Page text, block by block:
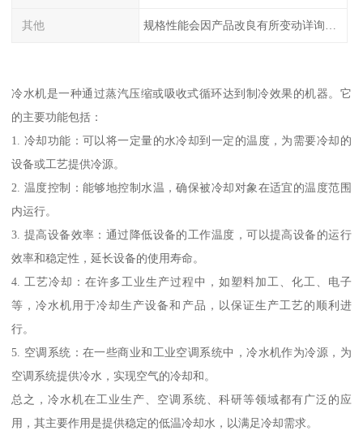
其他
冷水机是一种通过蒸汽压缩或吸收式循环达到制冷效果的机器。它
的主要功能包括：
1. 冷却功能：可以将一定量的水冷却到一定的温度，为需要冷却的
设备或工艺提供冷源。
2. 温度控制：能够地控制水温，确保被冷却对象在适宜的温度范围
内运行。
3. 提高设备效率：通过降低设备的工作温度，可以提高设备的运行
效率和稳定性，延长设备的使用寿命。
4. 工艺冷却：在许多工业生产过程中，如塑料加工、化工、电子
等，冷水机用于冷却生产设备和产品，以保证生产工艺的顺利进
行。
5. 空调系统：在一些商业和工业空调系统中，冷水机作为冷源，为
空调系统提供冷水，实现空气的冷却和。
总之，冷水机在工业生产、空调系统、科研等领域都有广泛的应
用，其主要作用是提供稳定的低温冷却水，以满足冷却需求。